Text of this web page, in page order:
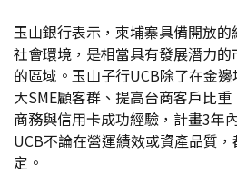
玉山銀行表示，柬埔寨具備開放
社會環境，是相當具有發展潛力
的區域。玉山子行UCB除了在金
大SME顧客群、提高台商客戶比
商務與信用卡成功經驗，計畫3年
UCB不論在營運績效或資產品質
定。